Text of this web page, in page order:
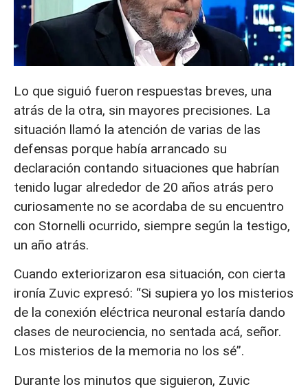
Lo que siguió fueron respuestas breves, una
atrás de la otra, sin mayores precisiones. La
situación llamó la atención de varias de las
defensas porque había arrancado su
declaración contando situaciones que habrían
tenido lugar alrededor de 20 años atrás pero
curiosamente no se acordaba de su encuentro
con Stornelli ocurrido, siempre según la testigo,
un año atrás.
Cuando exteriorizaron esa situación, con cierta
ironía Zuvic expresó: “Si supiera yo los misterios
de la conexión eléctrica neuronal estaría dando
clases de neurociencia, no sentada acá, señor.
Los misterios de la memoria no los sé”.
Durante los minutos que siguieron, Zuvic